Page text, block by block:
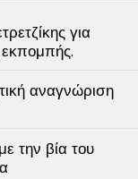
για
εκπομπής.
αναγνώριση
την βία του